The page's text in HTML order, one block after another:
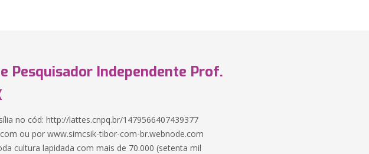
Pesquisador Independente Prof.
no cód: http://lattes.cnpq.br/1479566407439377
ou por www.simcsik-tibor-com-br.webnode.com
cultura lapidada com mais de 70.000 (setenta mil